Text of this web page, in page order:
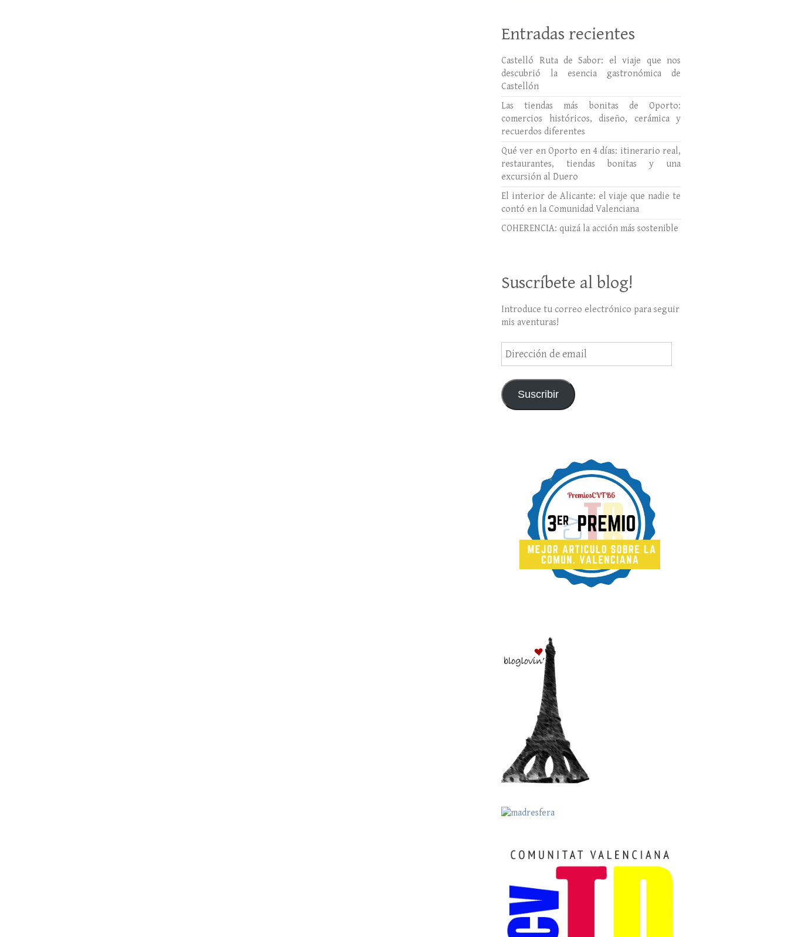
Entradas recientes
Castelló Ruta de Sabor: el viaje que nos
descubrió la esencia gastronómica de
Castellón
Las tiendas más bonitas de Oporto:
comercios históricos, diseño, cerámica y
recuerdos diferentes
Qué ver en Oporto en 4 días: itinerario real,
restaurantes, tiendas bonitas y una
excursión al Duero
El interior de Alicante: el viaje que nadie te
contó en la Comunidad Valenciana
COHERENCIA: quizá la acción más sostenible
Suscríbete al blog!
Introduce tu correo electrónico para seguir
mis aventuras!
Dirección
de
Suscribir